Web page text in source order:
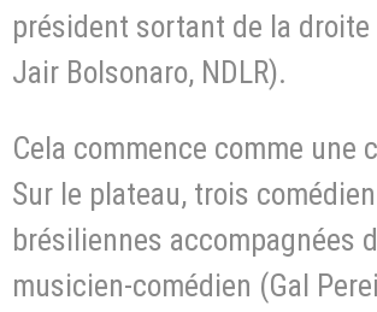
président sortant de la droite
Jair Bolsonaro, NDLR).
Cela commence comme une
Sur le plateau, trois
brésiliennes accompagnées
musicien-comédien (Gal